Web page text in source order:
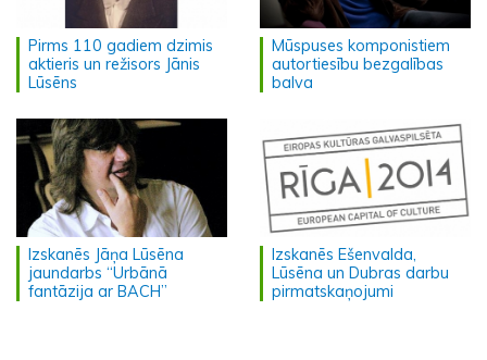
Pirms 110 gadiem dzimis
aktieris un režisors Jānis
Lūsēns
Mūspuses komponistiem
autortiesību bezgalības
balva
Izskanēs Jāņa Lūsēna
jaundarbs “Urbānā
fantāzija ar BACH”
Izskanēs Ešenvalda,
Lūsēna un Dubras darbu
pirmatskaņojumi